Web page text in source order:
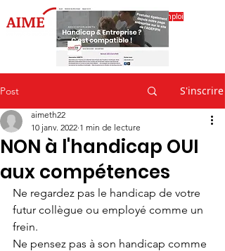
Accéder à l'espace emploi
Post S'inscrire
NON à l'handicap OUI
aux compétences
aimeth22
10 janv. 2022 1 min de lecture
Ne regardez pas le handicap de votre
futur collègue ou employé comme un
frein.
Ne pensez pas à son handicap comme